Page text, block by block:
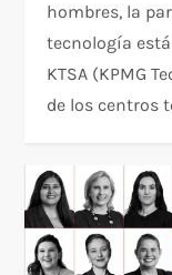
hombres, la
tecnología
KTSA (KPMG
de los centros